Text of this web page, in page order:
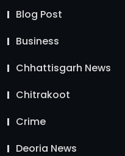
Blog Post
Business
Chhattisgarh News
Chitrakoot
Crime
Deoria News